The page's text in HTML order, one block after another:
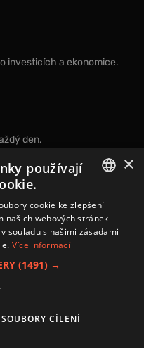
investicích a ekonomice.
den,
souhlas spodmínkami
CZECH
×
používají
cookie ke zlepšení
našich webových stránek
souladu s našimi zásadami
Více informací
(1491) →
SOUBORY CÍLENÍ